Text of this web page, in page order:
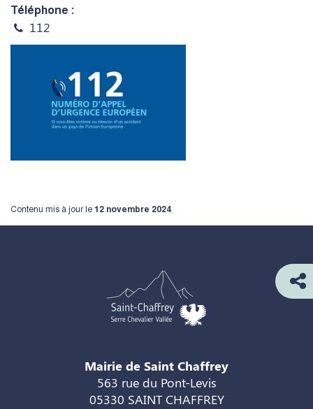
Téléphone :
112
Contenu mis à jour le 12 novembre 2024
Mairie de Saint Chaffrey
563 rue du Pont-Levis
05330 SAINT CHAFFREY